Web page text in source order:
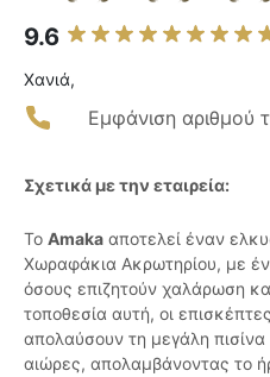
9.6
Χανιά,
Εμφάνιση αριθμού
Σχετικά με την εταιρεία:
Το Amaka αποτελεί έναν
Χωραφάκια Ακρωτηρίου, με
όσους επιζητούν χαλάρωση
τοποθεσία αυτή, οι
απολαύσουν τη μεγάλη
αιώρες, απολαμβάνοντας το